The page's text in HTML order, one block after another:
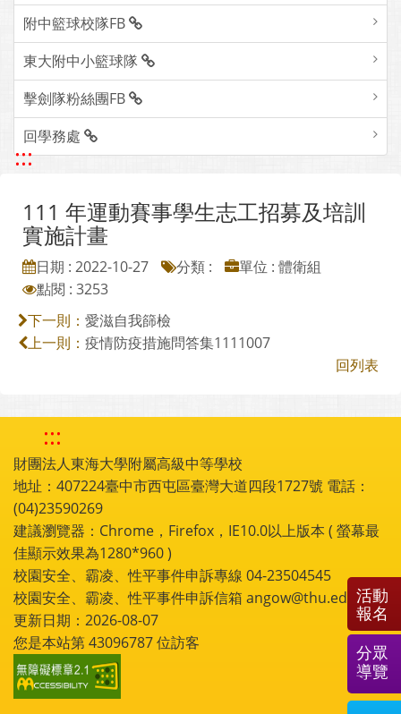
附中籃球校隊FB
東大附中小籃球隊
擊劍隊粉絲團FB
回學務處
:::
111 年運動賽事學生志工招募及培訓
實施計畫
日期 : 2022-10-27 分類 :
單位 : 體衛組
點閱 : 3253
下一則： 愛滋自我篩檢
上一則： 疫情防疫措施問答集1111007
回列表
:::
財團法人東海大學附屬高級中等學校
地址：407224臺中市西屯區臺灣大道四段1727號 電話：
(04)23590269
建議瀏覽器：Chrome，Firefox，IE10.0以上版本 ( 螢幕最
佳顯示效果為1280*960 )
校園安全、霸凌、性平事件申訴專線 04-23504545
校園安全、霸凌、性平事件申訴信箱 angow@thu.edu.tw
更新日期：2026-08-07
您是本站第43096787位訪客
活動
報名
分眾
導覽